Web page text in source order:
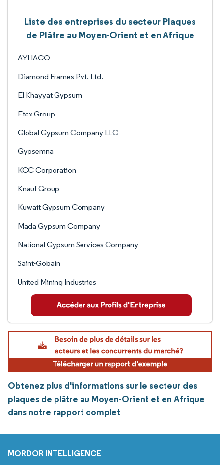
Liste des entreprises du secteur Plaques
de Plâtre au Moyen-Orient et en Afrique
AYHACO
Diamond Frames Pvt. Ltd.
El Khayyat Gypsum
Etex Group
Global Gypsum Company LLC
Gypsemna
KCC Corporation
Knauf Group
Kuwait Gypsum Company
Mada Gypsum Company
National Gypsum Services Company
Saint-Gobain
United Mining Industries
Obtenez plus d'informations sur le secteur des
plaques de plâtre au Moyen-Orient et en Afrique
dans notre rapport complet
MORDOR INTELLIGENCE